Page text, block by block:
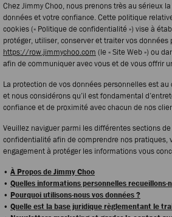
Chez Jimmy Choo, nous prenons très au sérieux
données et votre confiance. Cette politique
cookies (« Politique de confidentialité ») vise à
protéger, utiliser, conserver et traiter vos
https://row.jimmychoo.com (le « Site Web ») ou
afin de communiquer avec vous et de vous offrir
La protection de vos données personnelles est
et nous considérons qu’il est fondamental
confiance et de proximité avec chacun de nos
Veuillez naviguer parmi les différentes sections
confidentialité afin de comprendre nos pratiques,
engagement à protéger les informations vous
• À Propos de Jimmy Choo
• Quelles informations personnelles recueillons-
• Pourquoi utilisons-nous vos données ?
• Quelle est la base juridique règlementant le